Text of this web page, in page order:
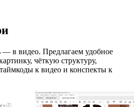
— в видео. Предлагаем удобное
чёткую структуру,
к видео и конспекты к